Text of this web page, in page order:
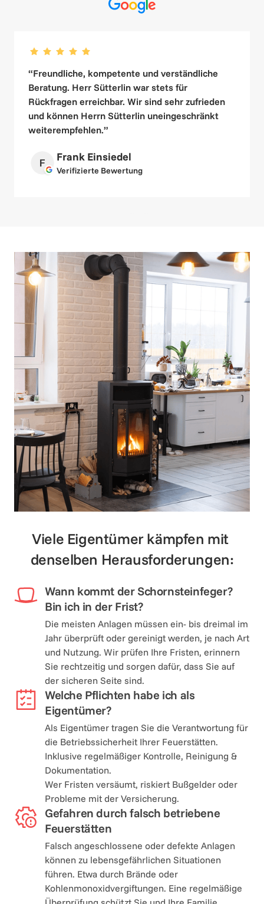
“Freundliche, kompetente und verständliche
Beratung. Herr Sütterlin war stets für
Rückfragen erreichbar. Wir sind sehr zufrieden
und können Herrn Sütterlin uneingeschränkt
weiterempfehlen.”
Frank Einsiedel
Verifizierte Bewertung
Viele Eigentümer kämpfen mit
denselben Herausforderungen:
Wann kommt der Schornsteinfeger?
Bin ich in der Frist?
Die meisten Anlagen müssen ein- bis dreimal im
Jahr überprüft oder gereinigt werden, je nach Art
und Nutzung. Wir prüfen Ihre Fristen, erinnern
Sie rechtzeitig und sorgen dafür, dass Sie auf
der sicheren Seite sind.
Welche Pflichten habe ich als
Eigentümer?
Als Eigentümer tragen Sie die Verantwortung für
die Betriebssicherheit Ihrer Feuerstätten.
Inklusive regelmäßiger Kontrolle, Reinigung &
Dokumentation.
Wer Fristen versäumt, riskiert Bußgelder oder
Probleme mit der Versicherung.
Gefahren durch falsch betriebene
Feuerstätten
Falsch angeschlossene oder defekte Anlagen
können zu lebensgefährlichen Situationen
führen. Etwa durch Brände oder
Kohlenmonoxidvergiftungen. Eine regelmäßige